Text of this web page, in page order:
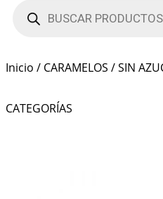
Inicio / CARAMELOS /SIN
CATEGORÍAS